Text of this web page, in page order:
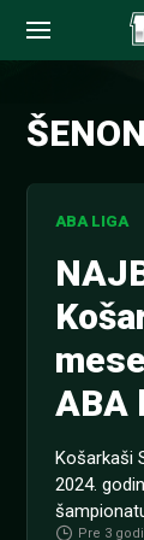
content
ABA LIGA
ABA
Košarkaši
2024.
Pre 3